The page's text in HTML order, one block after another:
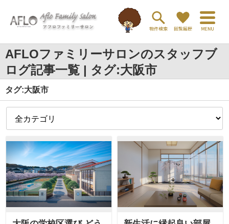
AFLOファミリーサロンのスタッフブ
ログ記事一覧 | タグ:大阪市
タグ:大阪市